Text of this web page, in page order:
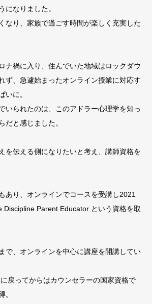
になりました。
なり、家族で過ごす時間が楽しく充実した
ナ禍に入り、住んでいた地域はロックダウ
ず、急遽始まったオンライン授業に対応す
いに。
いられたのは、このアドラー心理学を知っ
だと感じました。
を伝える側になりたいと考え、講師資格を
あり、オンラインでコースを受講し2021
Discipline Parent Educator という資格を取
で、オンラインを中心に講座を開講してい
戻ってからはカウンセラーの国家資格で
。